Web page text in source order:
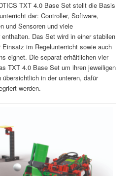
TXT 4.0 Base Set stellt die Basis
dar: Controller, Software,
und Sensoren und viele
Das Set wird in einer stabilen
im Regelunterricht sowie auch
eignet. Die separat erhältlichen vier
TXT 4.0 Base Set um ihren jeweiligen
in der unteren, dafür
werden.